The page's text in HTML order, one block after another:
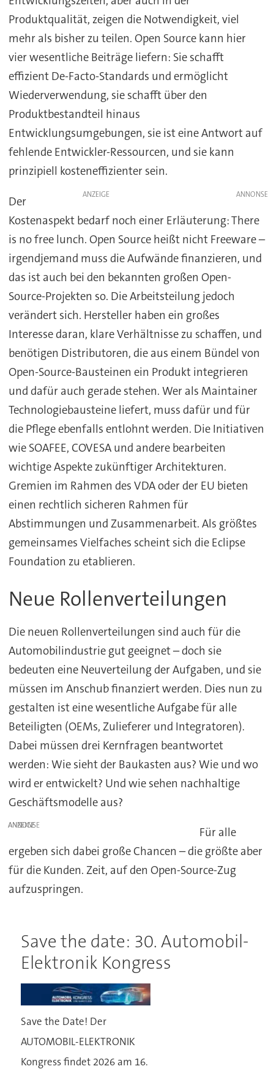
Produktqualität, zeigen die Notwendigkeit, viel
mehr als bisher zu teilen. Open Source kann hier
vier wesentliche Beiträge liefern: Sie schafft
effizient De-Facto-Standards und ermöglicht
Wiederverwendung, sie schafft über den
Produktbestandteil hinaus
Entwicklungsumgebungen, sie ist eine Antwort auf
fehlende Entwickler-Ressourcen, und sie kann
prinzipiell kosteneffizienter sein.
ANZEIGE
Der
Kostenaspekt bedarf noch einer Erläuterung: There
is no free lunch. Open Source heißt nicht Freeware –
irgendjemand muss die Aufwände finanzieren, und
das ist auch bei den bekannten großen Open-
Source-Projekten so. Die Arbeitsteilung jedoch
verändert sich. Hersteller haben ein großes
Interesse daran, klare Verhältnisse zu schaffen, und
benötigen Distributoren, die aus einem Bündel von
Open-Source-Bausteinen ein Produkt integrieren
und dafür auch gerade stehen. Wer als Maintainer
Technologiebausteine liefert, muss dafür und für
die Pflege ebenfalls entlohnt werden. Die Initiativen
wie SOAFEE, COVESA und andere bearbeiten
wichtige Aspekte zukünftiger Architekturen.
Gremien im Rahmen des VDA oder der EU bieten
einen rechtlich sicheren Rahmen für
Abstimmungen und Zusammenarbeit. Als größtes
gemeinsames Vielfaches scheint sich die Eclipse
Foundation zu etablieren.
Neue Rollenverteilungen
Die neuen Rollenverteilungen sind auch für die
Automobilindustrie gut geeignet – doch sie
bedeuten eine Neuverteilung der Aufgaben, und sie
müssen im Anschub finanziert werden. Dies nun zu
gestalten ist eine wesentliche Aufgabe für alle
Beteiligten (OEMs, Zulieferer und Integratoren).
Dabei müssen drei Kernfragen beantwortet
werden: Wie sieht der Baukasten aus? Wie und wo
wird er entwickelt? Und wie sehen nachhaltige
Geschäftsmodelle aus?
ANZEIGE
Für alle
ergeben sich dabei große Chancen – die größte aber
für die Kunden. Zeit, auf den Open-Source-Zug
aufzuspringen.
Save the date: 30. Automobil-
Elektronik Kongress
Save the Date! Der
AUTOMOBIL-ELEKTRONIK
Kongress findet 2026 am 16.